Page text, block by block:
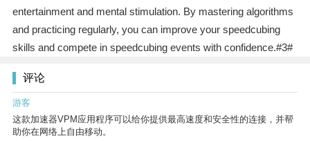
entertainment and mental stimulation. By mastering algorithms
and practicing regularly, you can improve your speedcubing
skills and compete in speedcubing events with confidence.#3#
评论
游客
这款加速器VPM应用程序可以给你提供最高速度和安全性的连接，并帮
助你在网络上自由移动。